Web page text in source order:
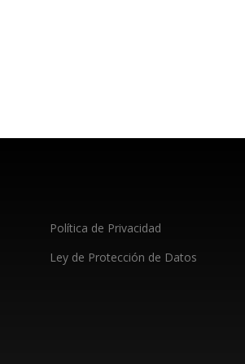
Política de Privacidad
Ley de Protección de Datos